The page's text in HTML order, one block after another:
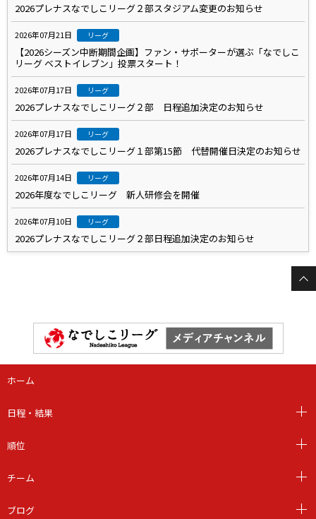
2026プレナスなでしこリーグ２部スタジアム変更のお知らせ
2026年07月21日 リーグ
【2026シーズン中断期間企画】ファン・サポーターが選ぶ「なでしこ
リーグ ベストイレブン」投票スタート！
2026年07月17日 リーグ
2026プレナスなでしこリーグ２部 日程追加決定のお知らせ
2026年07月17日 リーグ
2026プレナスなでしこリーグ１部第15節 代替開催日決定のお知らせ
2026年07月14日 リーグ
2026年度なでしこリーグ 新人研修会を開催
2026年07月10日 リーグ
2026プレナスなでしこリーグ２部日程追加決定のお知らせ
ホーム
日程・結果
順位
チーム
ブログ